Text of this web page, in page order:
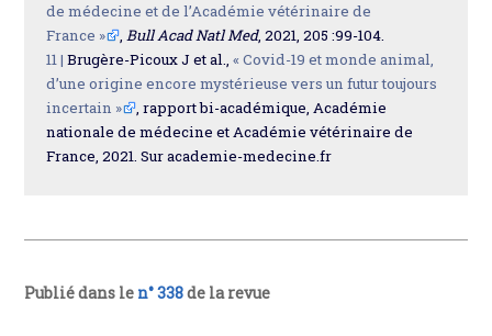
de médecine et de l’Académie vétérinaire de
France »
,Bull Acad Natl Med, 2021, 205 :99-104.
11 | Brugère-Picoux J et al.,« Covid-19 et monde animal,
d’une origine encore mystérieuse vers un futur toujours
incertain »
, rapport bi-académique, Académie
nationale de médecine et Académie vétérinaire de
France, 2021. Sur academie-medecine.fr
Publié dans le n° 338de la revue